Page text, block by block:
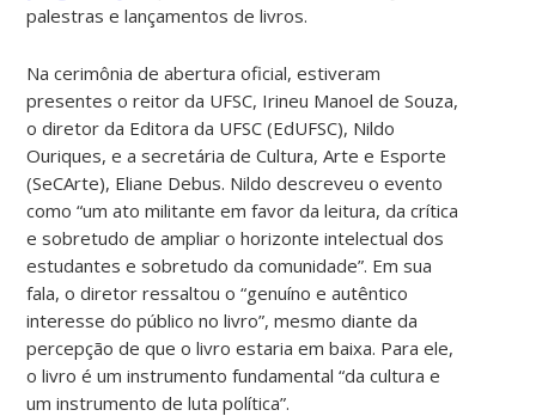
palestras e lançamentos de livros.
Na cerimônia de abertura oficial, estiveram
presentes o reitor da UFSC, Irineu Manoel de Souza,
o diretor da Editora da UFSC (EdUFSC), Nildo
Ouriques, e a secretária de Cultura, Arte e Esporte
(SeCArte), Eliane Debus. Nildo descreveu o evento
como “um ato militante em favor da leitura, da crítica
e sobretudo de ampliar o horizonte intelectual dos
estudantes e sobretudo da comunidade”. Em sua
fala, o diretor ressaltou o “genuíno e autêntico
interesse do público no livro”, mesmo diante da
percepção de que o livro estaria em baixa. Para ele,
o livro é um instrumento fundamental “da cultura e
um instrumento de luta política”.